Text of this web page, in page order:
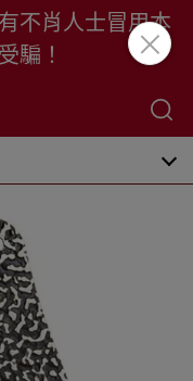
不肖人士冒用本
騙！